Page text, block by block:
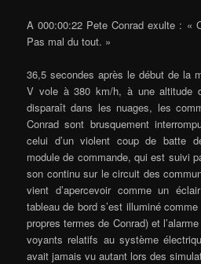
A 000:00:22 Pete Conrad exulte : «
Pas mal du tout. »
36,5 secondes après le début de la
V vole à 380 km/h, à une altitude
disparaît dans les nuages, les
Conrad sont brusquement
celui d’un violent coup de batte
module de commande, qui est suivi
son continu sur le circuit des
vient d’apercevoir comme un
tableau de bord s’est illuminé
propres termes de Conrad) et
voyants relatifs au système
avait jamais vu autant lors des